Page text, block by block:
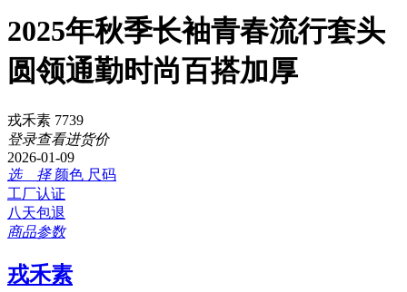
2025年秋季长袖青春流行套头
圆领通勤时尚百搭加厚
戎禾素 7739
登录查看进货价
2026-01-09
选 择 颜色 尺码
工厂认证
八天包退
商品参数
戎禾素